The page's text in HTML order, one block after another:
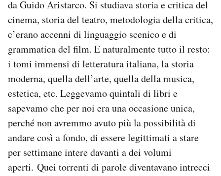
AREA PERSONALE
Area Personale
Newsletter
Notifiche mobile
Regala il Post
Hai bisogno di aiuto?
da Guido Aristarco. Si studiava storia e critica del
cinema, storia del teatro, metodologia della critica,
c’erano accenni di linguaggio scenico e di
grammatica del film. E naturalmente tutto il resto:
i tomi immensi di letteratura italiana, la storia
moderna, quella dell’arte, quella della musica,
estetica, etc. Leggevamo quintali di libri e
sapevamo che per noi era una occasione unica,
perché non avremmo avuto più la possibilità di
andare così a fondo, di essere legittimati a stare
per settimane intere davanti a dei volumi
aperti. Quei torrenti di parole diventavano intrecci